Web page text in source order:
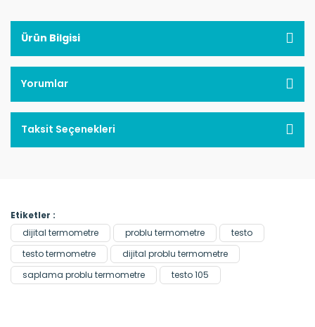
Ürün Bilgisi
Yorumlar
Taksit Seçenekleri
Etiketler :
dijital termometre
problu termometre
testo
testo termometre
dijital problu termometre
saplama problu termometre
testo 105